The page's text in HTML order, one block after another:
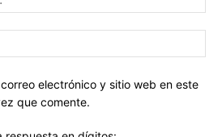
electrónico y sitio web en este
que comente.